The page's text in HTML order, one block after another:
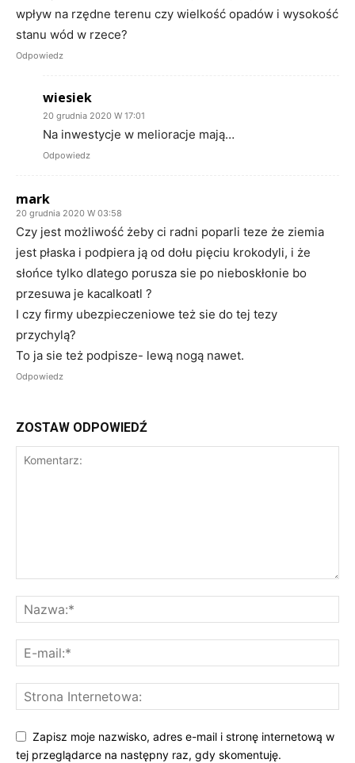
wpływ na rzędne terenu czy wielkość opadów i wysokość
stanu wód w rzece?
Odpowiedz
wiesiek
20 grudnia 2020 W 17:01
Na inwestycje w melioracje mają…
Odpowiedz
mark
20 grudnia 2020 W 03:58
Czy jest możliwość żeby ci radni poparli teze że ziemia
jest płaska i podpiera ją od dołu pięciu krokodyli, i że
słońce tylko dlatego porusza sie po nieboskłonie bo
przesuwa je kacalkoatl ?
I czy firmy ubezpieczeniowe też sie do tej tezy
przychylą?
To ja sie też podpisze- lewą nogą nawet.
Odpowiedz
ZOSTAW ODPOWIEDŹ
Zapisz moje nazwisko, adres e-mail i stronę internetową w
tej przeglądarce na następny raz, gdy skomentuję.